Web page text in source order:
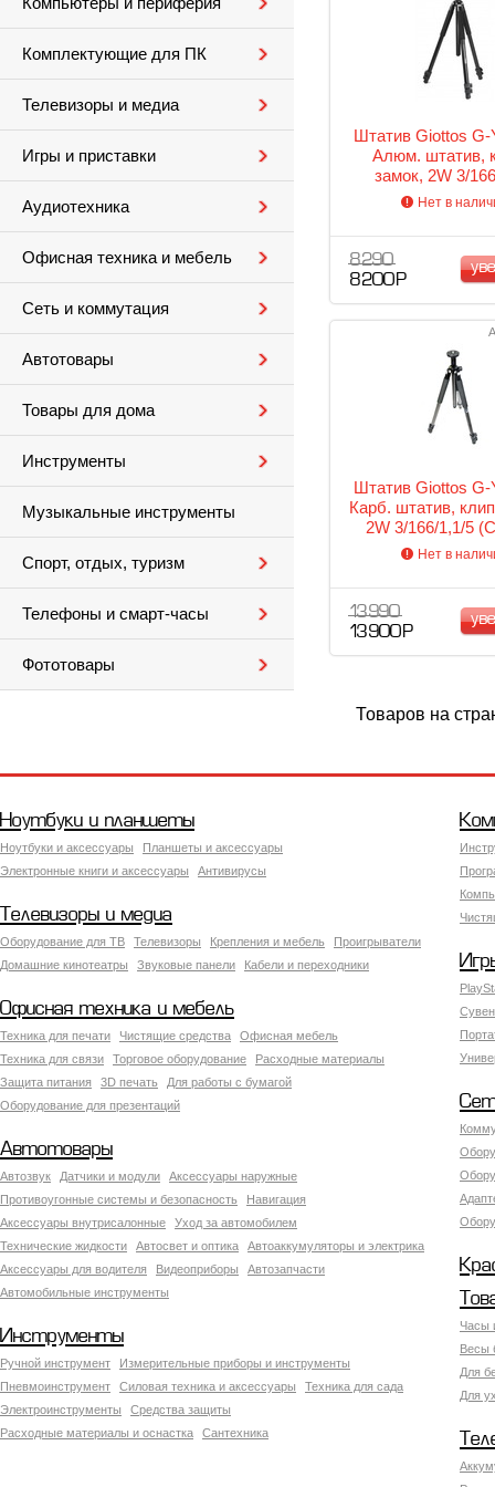
Комплектующие для ПК
Телевизоры и медиа
Игры и приставки
Аудиотехника
Офисная техника и мебель
Сеть и коммутация
Автотовары
Товары для дома
Инструменты
Музыкальные инструменты
Спорт, отдых, туризм
Телефоны и смарт-часы
Фототовары
Штатив Giottos G-
Алюм. штатив,
замок, 2W 3/
(Секций/Нет в
8 290
8 200 Р
Штатив Giottos G-
Кaрб. штатив,
2W 3/166/1,1/5
Разложен/
Нет в
13 990
13 900 Р
Товаров на
Ноутбуки и планшеты
Ноутбуки и аксессуары
Планшеты и аксессуары
Электронные книги и аксессуары
Антивирусы
Телевизоры и медиа
Оборудование для ТВ Телевизоры Крепления и мебель
Проигрыватели
Домашние кинотеатры
Звуковые панели Кабели и переходники
Офисная техника и мебель
Техника для печати Чистящие средства
Офисная мебель
Техника для связи
Торговое оборудование
Расходные материалы
Защита питания
3D печать
Для работы с бумагой
Оборудование для презентаций
Автотовары
Автозвук Датчики и модули
Аксессуары наружные
Противоугонные системы и безопасность
Навигация
Аксесcуары внутрисалонные
Уход за автомобилем
Технические жидкости
Автосвет и оптика
Автоаккумуляторы и электрика
Аксессуары для водителя
Видеоприборы
Автозапчасти
Автомобильные инструменты
Часы
Весы
Для
Для
Инструменты
Ручной инструмент
Измерительные приборы и инструменты
Пневмоинструмент
Силовая техника и аксессуары
Техника для сада
Электроинструменты
Средства защиты
Расходные материалы и оснастка
Сантехника